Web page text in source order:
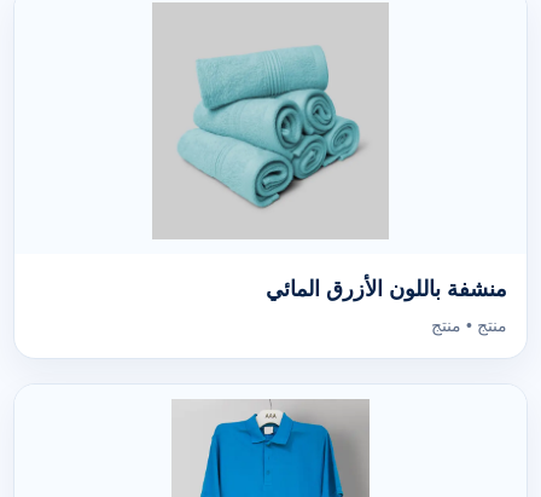
منشفة باللون الأزرق المائي
منتج • منتج